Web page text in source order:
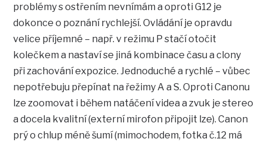
problémy s ostřením nevnímám a oproti G12 je
dokonce o poznání rychlejší. Ovládání je opravdu
velice příjemné – např. v režimu P stačí otočit
kolečkem a nastaví se jiná kombinace času a clony
při zachování expozice. Jednoduché a rychlé – vůbec
nepotřebuju přepínat na řežimy A a S. Oproti Canonu
lze zoomovat i během natáčení videa a zvuk je stereo
a docela kvalitní (externí mirofon připojit lze). Canon
prý o chlup méně šumí (mimochodem, fotka č.12 má